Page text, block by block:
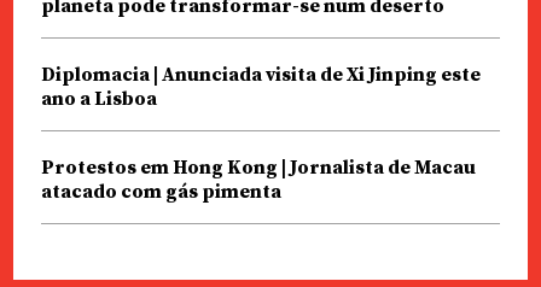
planeta pode transformar-se num deserto
Diplomacia | Anunciada visita de Xi Jinping este
ano a Lisboa
Protestos em Hong Kong | Jornalista de Macau
atacado com gás pimenta